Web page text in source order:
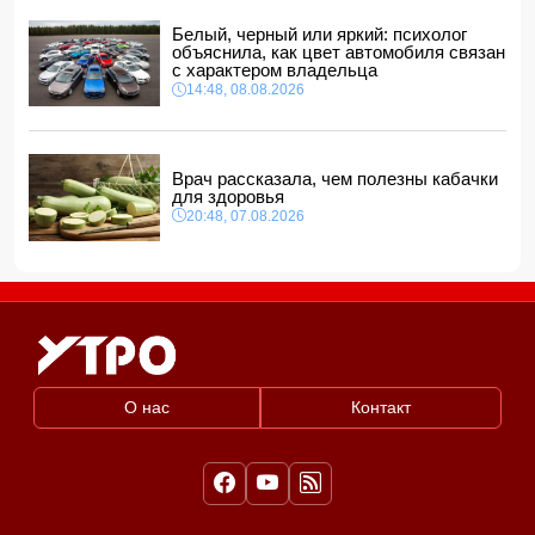
Белый, черный или яркий: психолог
объяснила, как цвет автомобиля связан
с характером владельца
14:48, 08.08.2026
Врач рассказала, чем полезны кабачки
для здоровья
20:48, 07.08.2026
О нас Контакт